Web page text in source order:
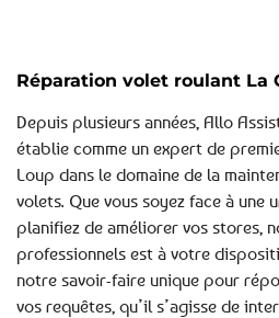
Réparation volet roulant La
Depuis plusieurs années, Allo
établie comme un expert de
Loup dans le domaine de la
volets. Que vous soyez face à une
planifiez de améliorer vos stores,
professionnels est à votre
notre savoir-faire unique pour
vos requêtes, qu’il s’agisse de